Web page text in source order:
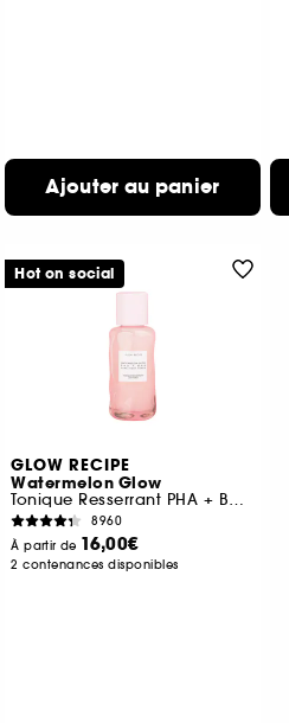
Ajouter au panier
GLOW RECIPE
Watermelon Glow
Tonique Resserrant PHA + BHA Éclat Pastèque Mini
8960
À partir de 16,00€
2 contenances disponibles
Hot on social